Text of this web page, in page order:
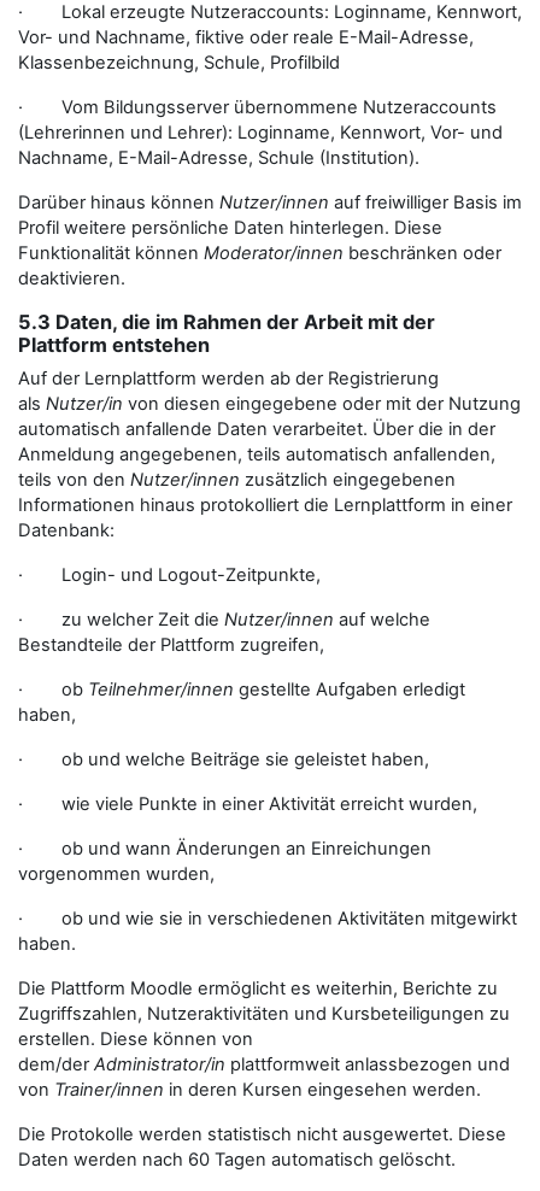
· Lokal erzeugte Nutzeraccounts: Loginname, Kennwort,
Vor- und Nachname, fiktive oder reale E-Mail-Adresse,
Klassenbezeichnung, Schule, Profilbild
· Vom Bildungsserver übernommene Nutzeraccounts
(Lehrerinnen und Lehrer): Loginname, Kennwort, Vor- und
Nachname, E-Mail-Adresse, Schule (Institution).
Darüber hinaus können Nutzer/innen auf freiwilliger Basis im
Profil weitere persönliche Daten hinterlegen. Diese
Funktionalität können Moderator/innen beschränken oder
deaktivieren.
5.3 Daten, die im Rahmen der Arbeit mit der
Plattform entstehen
Auf der Lernplattform werden ab der Registrierung
als Nutzer/in von diesen eingegebene oder mit der Nutzung
automatisch anfallende Daten verarbeitet. Über die in der
Anmeldung angegebenen, teils automatisch anfallenden,
teils von den Nutzer/innen zusätzlich eingegebenen
Informationen hinaus protokolliert die Lernplattform in einer
Datenbank:
· Login- und Logout-Zeitpunkte,
· zu welcher Zeit die Nutzer/innen auf welche
Bestandteile der Plattform zugreifen,
· ob Teilnehmer/innen gestellte Aufgaben erledigt
haben,
· ob und welche Beiträge sie geleistet haben,
· wie viele Punkte in einer Aktivität erreicht wurden,
· ob und wann Änderungen an Einreichungen
vorgenommen wurden,
· ob und wie sie in verschiedenen Aktivitäten mitgewirkt
haben.
Die Plattform Moodle ermöglicht es weiterhin, Berichte zu
Zugriffszahlen, Nutzeraktivitäten und Kursbeteiligungen zu
erstellen. Diese können von
dem/derAdministrator/in plattformweit anlassbezogen und
von Trainer/innen in deren Kursen eingesehen werden.
Die Protokolle werden statistisch nicht ausgewertet. Diese
Daten werden nach 60 Tagen automatisch gelöscht.